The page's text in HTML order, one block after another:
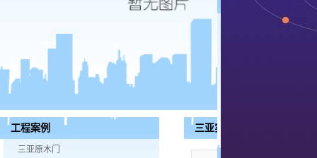
公司团队 三亚烤
三亚实木
工程案例
三亚原木门
三亚实木油漆门